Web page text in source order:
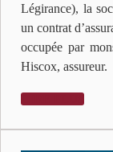
Légirance), la
un contrat
occupée par
Hiscox, assureur.